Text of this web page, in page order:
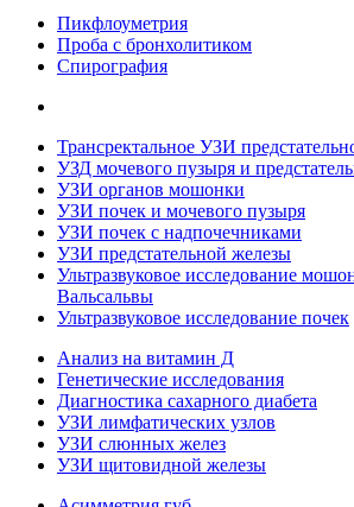
Пикфлоуметрия
Проба с бронхолитиком
Спирография
Трансректальное УЗИ
УЗД мочевого пузыря и
УЗИ органов мошонки
УЗИ почек и мочевого пузыря
УЗИ почек с надпочечниками
УЗИ предстательной железы
Ультразвуковое исследование
Вальсальвы
Ультразвуковое исследование почек
Анализ на витамин Д
Генетические исследования
Диагностика сахарного диабета
УЗИ лимфатических узлов
УЗИ слюнных желез
УЗИ щитовидной железы